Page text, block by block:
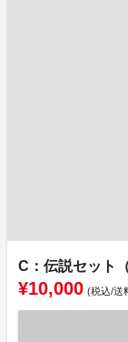
C：伝説セット（
¥10,000 (税込/送